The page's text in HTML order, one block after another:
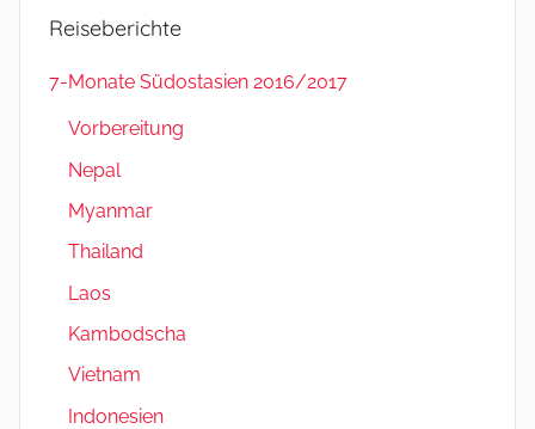
a
Reiseberichte
7-Monate Südostasien 2016/2017
Vorbereitung
Nepal
Myanmar
Thailand
Laos
Kambodscha
Vietnam
Indonesien